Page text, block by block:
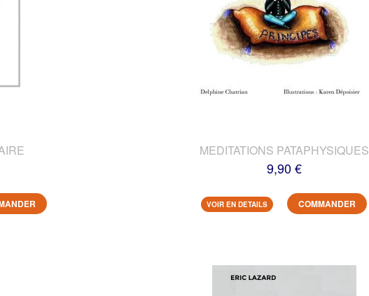
MEDITATIONS PATAPHYSIQUES
9,90 €
VOIR EN DETAILS COMMANDER